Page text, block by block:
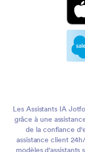
Les Assistants IA
grâce à une
de la confiance
assistance client
modèles